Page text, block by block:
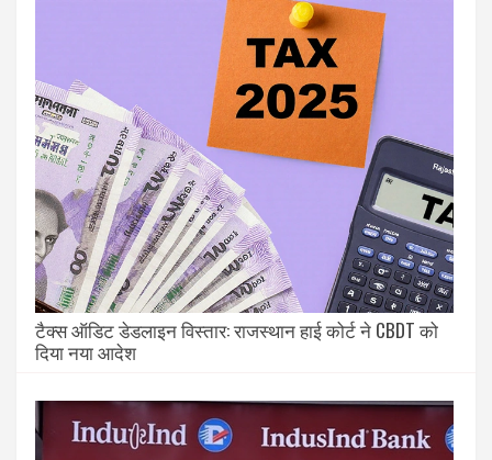
टैक्स ऑडिट डेडलाइन विस्तार: राजस्थान हाई कोर्ट ने CBDT को
दिया नया आदेश